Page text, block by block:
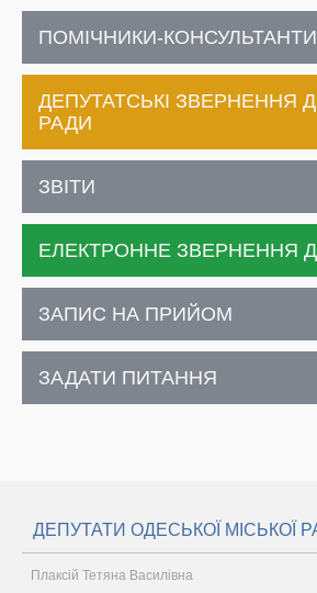
ПОМІЧНИКИ-КОНСУЛЬТАНТИ
ДЕПУТАТСЬКІ ЗВЕРНЕННЯ
РАДИ
ЗВІТИ
ЕЛЕКТРОННЕ ЗВЕРНЕННЯ
ЗАПИС НА ПРИЙОМ
ЗАДАТИ ПИТАННЯ
ДЕПУТАТИ ОДЕСЬКОЇ МІСЬКОЇ
Плаксій Тетяна Василівна